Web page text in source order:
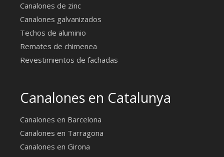
Canalones de zinc
Canalones galvanizados
Techos de aluminio
Remates de chimenea
Revestimientos de fachadas
Canalones en Catalunya
Canalones en Barcelona
Canalones en Tarragona
Canalones en Girona